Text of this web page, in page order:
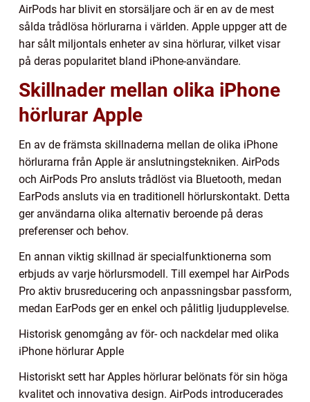
AirPods har blivit en storsäljare och är en av de mest
sålda trådlösa hörlurarna i världen. Apple uppger att de
har sålt miljontals enheter av sina hörlurar, vilket visar
på deras popularitet bland iPhone-användare.
Skillnader mellan olika iPhone
hörlurar Apple
En av de främsta skillnaderna mellan de olika iPhone
hörlurarna från Apple är anslutningstekniken. AirPods
och AirPods Pro ansluts trådlöst via Bluetooth, medan
EarPods ansluts via en traditionell hörlurskontakt. Detta
ger användarna olika alternativ beroende på deras
preferenser och behov.
En annan viktig skillnad är specialfunktionerna som
erbjuds av varje hörlursmodell. Till exempel har AirPods
Pro aktiv brusreducering och anpassningsbar passform,
medan EarPods ger en enkel och pålitlig ljudupplevelse.
Historisk genomgång av för- och nackdelar med olika
iPhone hörlurar Apple
Historiskt sett har Apples hörlurar belönats för sin höga
kvalitet och innovativa design. AirPods introducerades